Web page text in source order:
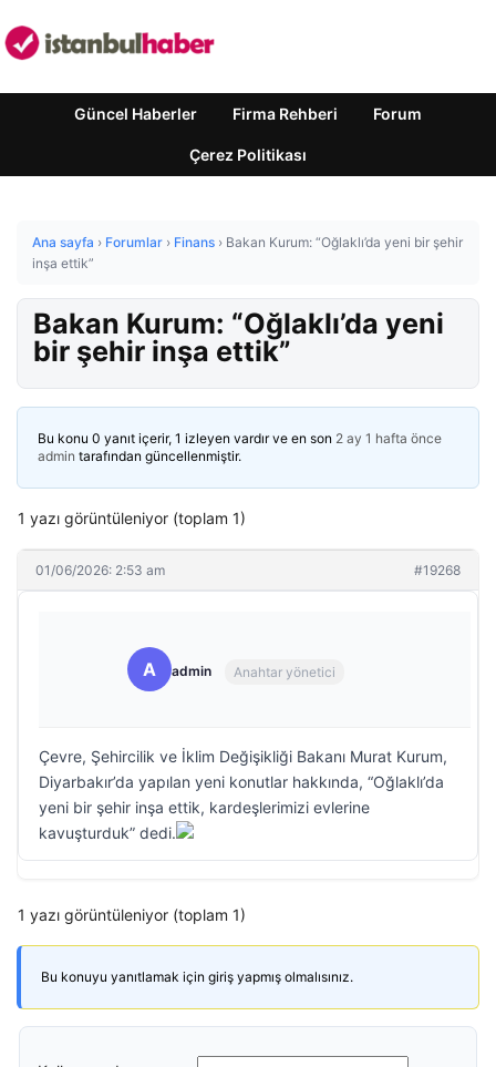
Güncel Haberler Firma Rehberi Forum
Çerez Politikası
Ana sayfa › Forumlar › Finans › Bakan Kurum: “Oğlaklı’da yeni bir şehir
inşa ettik”
Bakan Kurum: “Oğlaklı’da yeni
bir şehir inşa ettik”
Bu konu 0 yanıt içerir, 1 izleyen vardır ve en son 2 ay 1 hafta önce
admin tarafından güncellenmiştir.
1 yazı görüntüleniyor (toplam 1)
01/06/2026: 2:53 am #19268
A admin Anahtar yönetici
Çevre, Şehircilik ve İklim Değişikliği Bakanı Murat Kurum,
Diyarbakır’da yapılan yeni konutlar hakkında, “Oğlaklı’da
yeni bir şehir inşa ettik, kardeşlerimizi evlerine
kavuşturduk” dedi.
1 yazı görüntüleniyor (toplam 1)
Bu konuyu yanıtlamak için giriş yapmış olmalısınız.